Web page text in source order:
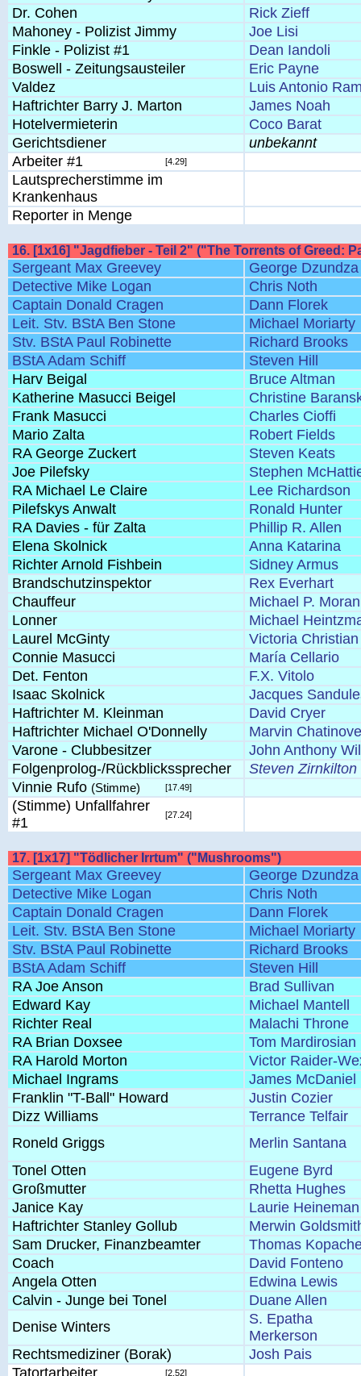
Dr. Cohen
Rick Zieff
Mahoney - Polizist Jimmy
Joe Lisi
Finkle - Polizist #1
Dean Iandoli
Boswell - Zeitungsausteiler
Eric Payne
Valdez
Luis Antonio
Haftrichter Barry J. Marton
James Noah
Hotelvermieterin
Coco Barat
Gerichtsdiener
unbekannt
Arbeiter #1
[4.29]
Lautsprecherstimme im
Krankenhaus
Reporter in Menge
16. [1x16] "Jagdfieber - Teil 2" ("The Torrents of Greed:
Sergeant Max Greevey
George Dzundza
Detective Mike Logan
Chris Noth
Captain Donald Cragen
Dann Florek
Leit. Stv. BStA Ben Stone
Michael Moriarty
Stv. BStA Paul Robinette
Richard Brooks
BStA Adam Schiff
Steven Hill
Harv Beigal
Bruce Altman
Katherine Masucci Beigel
Christine
Frank Masucci
Charles Cioffi
Mario Zalta
Robert Fields
RA George Zuckert
Steven Keats
Joe Pilefsky
Stephen
RA Michael Le Claire
Lee Richardson
Pilefskys Anwalt
Ronald Hunter
RA Davies - für Zalta
Phillip R. Allen
Elena Skolnick
Anna Katarina
Richter Arnold Fishbein
Sidney Armus
Brandschutzinspektor
Rex Everhart
Chauffeur
Michael P. Moran
Lonner
Michael
Laurel McGinty
Victoria Christian
Connie Masucci
María Cellario
Det. Fenton
F.X. Vitolo
Isaac Skolnick
Jacques
Haftrichter M. Kleinman
David Cryer
Haftrichter Michael O'Donnelly
Marvin
Varone - Clubbesitzer
John Anthony
Folgenprolog-/Rückblickssprecher
Steven Zirnkilton
Vinnie Rufo (Stimme) [17.49]
(Stimme) Unfallfahrer
#1
[27.24]
17. [1x17] "Tödlicher Irrtum" ("Mushrooms")
Sergeant Max Greevey
George Dzundza
Detective Mike Logan
Chris Noth
Captain Donald Cragen
Dann Florek
Leit. Stv. BStA Ben Stone
Michael Moriarty
Stv. BStA Paul Robinette
Richard Brooks
BStA Adam Schiff
Steven Hill
RA Joe Anson
Brad Sullivan
Edward Kay
Michael Mantell
Richter Real
Malachi Throne
RA Brian Doxsee
Tom Mardirosian
RA Harold Morton
Victor Raider-
Michael Ingrams
James McDaniel
Franklin "T-Ball" Howard
Justin Cozier
Dizz Williams
Terrance Telfair
Roneld Griggs
Merlin Santana
Tonel Otten
Eugene Byrd
Großmutter
Rhetta Hughes
Janice Kay
Laurie Heineman
Haftrichter Stanley Gollub
Merwin
Sam Drucker, Finanzbeamter
Thomas
Coach
David Fonteno
Angela Otten
Edwina Lewis
Calvin - Junge bei Tonel
Duane Allen
Denise Winters
S. Epatha
Merkerson
Rechtsmediziner (Borak)
Josh Pais
Tatortarbeiter
[2.52]